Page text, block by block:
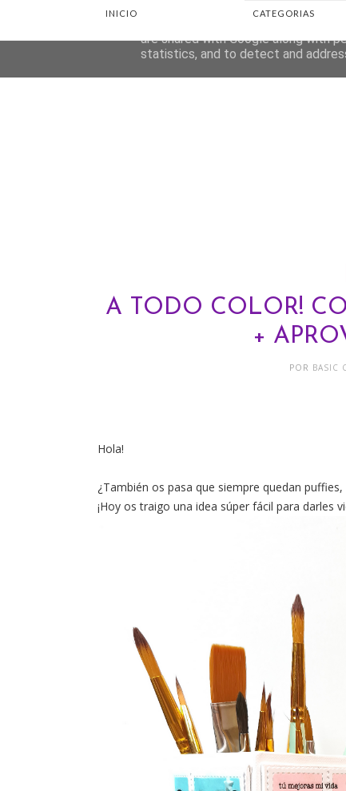
INICIO CATEGORIAS
A TODO COLOR!
+
POR BASIC
Hola!
¿También os pasa que siempre quedan
¡Hoy os traigo una idea súper fácil para darles
This site uses cookies from
are shared with Google along with
statistics, and to detect and